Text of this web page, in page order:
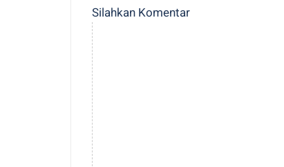
Silahkan Komentar